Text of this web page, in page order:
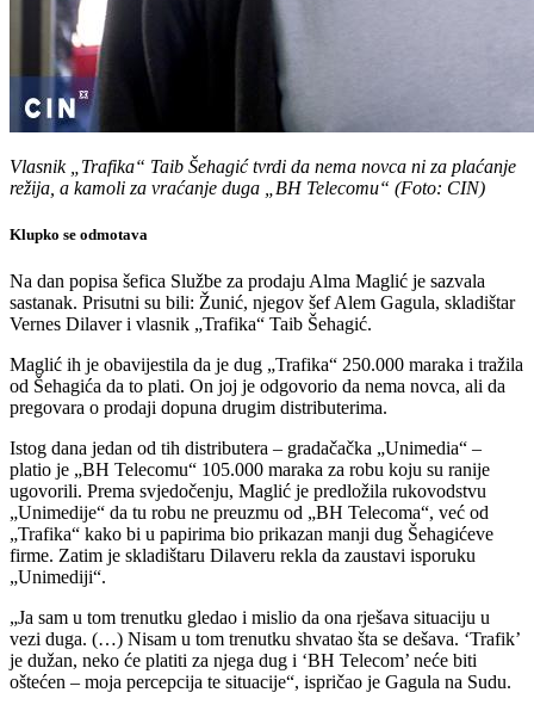
Vlasnik „Trafika“ Taib Šehagić tvrdi da nema novca ni za plaćanje
režija, a kamoli za vraćanje duga „BH Telecomu“ (Foto: CIN)
Klupko se odmotava
Na dan popisa šefica Službe za prodaju Alma Maglić je sazvala
sastanak. Prisutni su bili: Žunić, njegov šef Alem Gagula, skladištar
Vernes Dilaver i vlasnik „Trafika“ Taib Šehagić.
Maglić ih je obavijestila da je dug „Trafika“ 250.000 maraka i tražila
od Šehagića da to plati. On joj je odgovorio da nema novca, ali da
pregovara o prodaji dopuna drugim distributerima.
Istog dana jedan od tih distributera – gradačačka „Unimedia“ –
platio je „BH Telecomu“ 105.000 maraka za robu koju su ranije
ugovorili. Prema svjedočenju, Maglić je predložila rukovodstvu
„Unimedije“ da tu robu ne preuzmu od „BH Telecoma“, već od
„Trafika“ kako bi u papirima bio prikazan manji dug Šehagićeve
firme. Zatim je skladištaru Dilaveru rekla da zaustavi isporuku
„Unimediji“.
„Ja sam u tom trenutku gledao i mislio da ona rješava situaciju u
vezi duga. (…) Nisam u tom trenutku shvatao šta se dešava. ‘Trafik’
je dužan, neko će platiti za njega dug i ‘BH Telecom’ neće biti
oštećen – moja percepcija te situacije“, ispričao je Gagula na Sudu.